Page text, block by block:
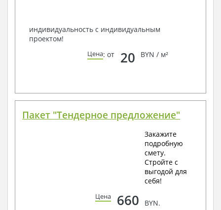
индивидуальность с индивидуальным
проектом!
Цена: от 20 BYN / м²
Пакет "Тендерное предложение"
Закажите
подробную
смету.
Стройте с
выгодой для
себя!
Цена 660 BYN.